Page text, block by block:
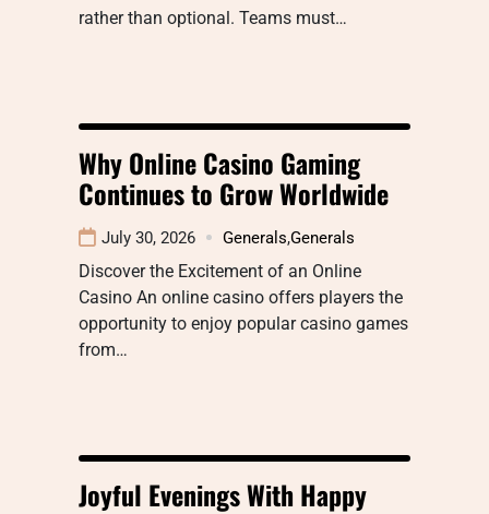
rather than optional. Teams must…
Why Online Casino Gaming
Continues to Grow Worldwide
July 30, 2026 Generals,Generals
Discover the Excitement of an Online
Casino An online casino offers players the
opportunity to enjoy popular casino games
from…
Joyful Evenings With Happy